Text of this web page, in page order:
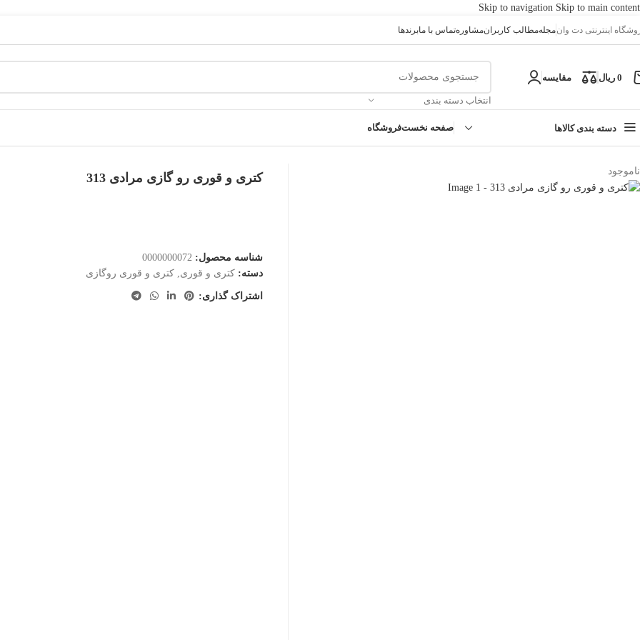
Skip to navigation Skip to main content
اینترنتی دت وانمجلهمطالب کاربرانمشاورهتماس با مابرندها
0 ریال مقایسه
انتخاب دسته بندی
دسته بندی کالاها صفحه نخستفروشگاه
ناموجود کتری و قوری رو گازی مرادی 313
شناسه محصول:0000000072
دسته: کتری و قوری, کتری و قوری روگازی
اشتراک گذاری: